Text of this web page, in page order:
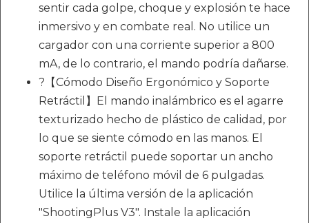
sentir cada golpe, choque y explosión te hace
inmersivo y en combate real. No utilice un
cargador con una corriente superior a 800
mA, de lo contrario, el mando podría dañarse.
?【Cómodo Diseño Ergonómico y Soporte
Retráctil】El mando inalámbrico es el agarre
texturizado hecho de plástico de calidad, por
lo que se siente cómodo en las manos. El
soporte retráctil puede soportar un ancho
máximo de teléfono móvil de 6 pulgadas.
Utilice la última versión de la aplicación
"ShootingPlus V3". Instale la aplicación